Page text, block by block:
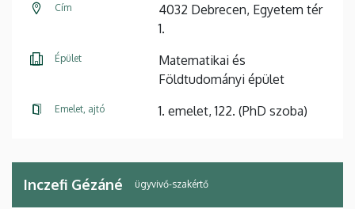
Cím
4032 Debrecen, Egyetem tér
1.
Épület
Matematikai és
Földtudományi épület
Emelet, ajtó 1. emelet, 122. (PhD szoba)
Inczefi Gézáné ügyvivő-szakértő